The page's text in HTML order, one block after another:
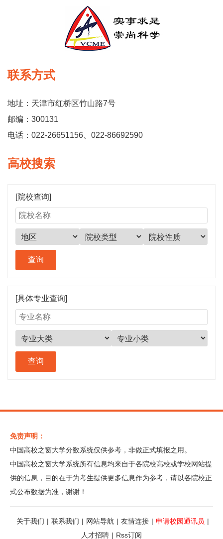
联系方式
地址：天津市红桥区竹山路7号
邮编：300131
电话：022-26651156、022-86692590
高校搜索
[院校查询]
[具体专业查询]
免责声明：
中国高校之窗大学分数系统仅供参考，非做正式填报之用。
中国高校之窗大学系统所有信息均来自于各院校高校或学校网站提
供的信息，目的在于为考生提供更多信息作为参考，请以各院校正
式公布数据为准，谢谢！
关于我们 | 联系我们 | 网站导航 | 友情连接 | 申请校园通讯员 |
人才招聘 | Rss订阅